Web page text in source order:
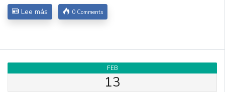
Lee más 0 Comments
FEB
13